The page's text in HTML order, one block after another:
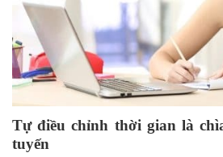
Tự điều chỉnh thời gian là
tuyến